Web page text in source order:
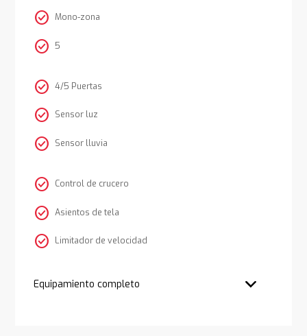
check_circle Mono-zona
check_circle 5
check_circle 4/5 Puertas
check_circle Sensor luz
check_circle Sensor lluvia
check_circle Control de crucero
check_circle Asientos de tela
check_circle Limitador de velocidad
Equipamiento completo